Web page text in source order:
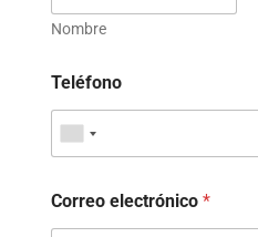
Nombre
Teléfono
Correo electrónico *